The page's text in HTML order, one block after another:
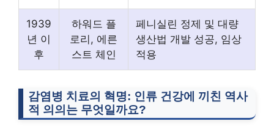
1939
년 이
후
하워드 플
로리, 에른
스트 체인
페니실린 정제 및 대량
생산법 개발 성공, 임상
적용
감염병 치료의 혁명: 인류 건강에 끼친 역사
적 의의는 무엇일까요?